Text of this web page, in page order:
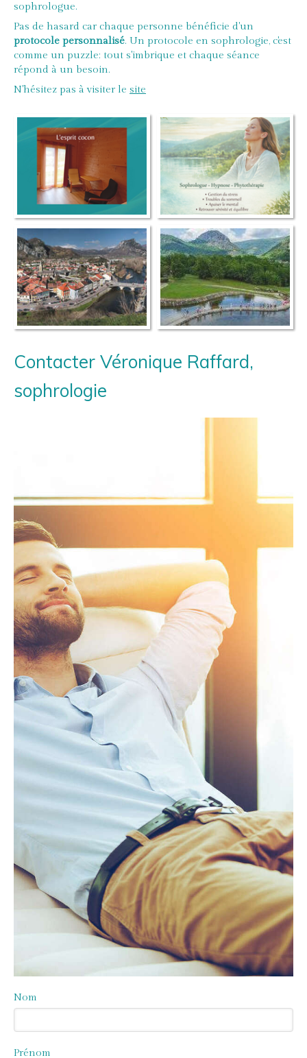
sophrologue.
Pas de hasard car chaque personne bénéficie d'un
protocole personnalisé. Un protocole en sophrologie, c'est
comme un puzzle: tout s'imbrique et chaque séance
répond à un besoin.
N'hésitez pas à visiter le site
Contacter Véronique Raffard,
sophrologie
Nom
Prénom